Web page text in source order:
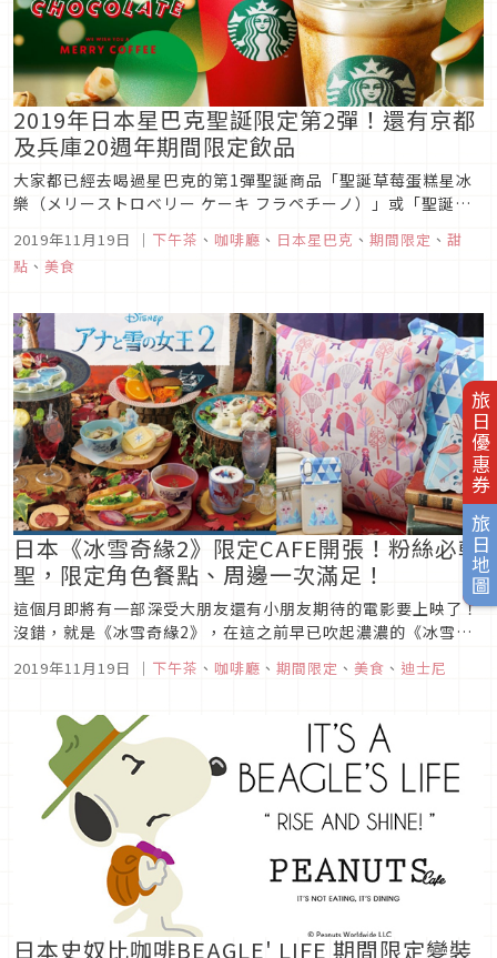
旅日優惠券
旅日地圖
2019年日本星巴克聖誕限定第2彈！還有京都
及兵庫20週年期間限定飲品
大家都已經去喝過星巴克的第1彈聖誕商品「聖誕草莓蛋糕星冰
樂（メリーストロベリー ケーキ フラペチーノ）」或「聖誕草
莓蛋糕牛奶（メリーストロベリー ケーキ ミルク）」了嗎？還
沒有的朋友可要加緊腳步，因為從這週末開始，星巴克將推出第
2彈的全新聖誕飲品及商品囉！另外，為慶祝星巴克20週年，也
2019年11月19日 ｜ 下午茶 、 咖啡廳 、 日本星巴克 、 期間限定 、 甜
點 、 美食
日本《冰雪奇緣2》限定CAFE開張！粉絲必朝
聖，限定角色餐點、周邊一次滿足！
這個月即將有一部深受大朋友還有小朋友期待的電影要上映了！
沒錯，就是《冰雪奇緣2》，在這之前早已吹起濃濃的《冰雪》
風，而這股旋風現在也吹到美食上，因為OH MY CAFÉ冰雪奇緣
限定咖啡廳就要展開啦！從東京開始，陸陸續續在日本各地都可
嗎？有預約才有...
2019年11月19日 ｜ 下午茶 、 咖啡廳 、 期間限定 、 美食 、 迪士尼
日本史奴比咖啡BEAGLE' LIFE 期間限定變裝